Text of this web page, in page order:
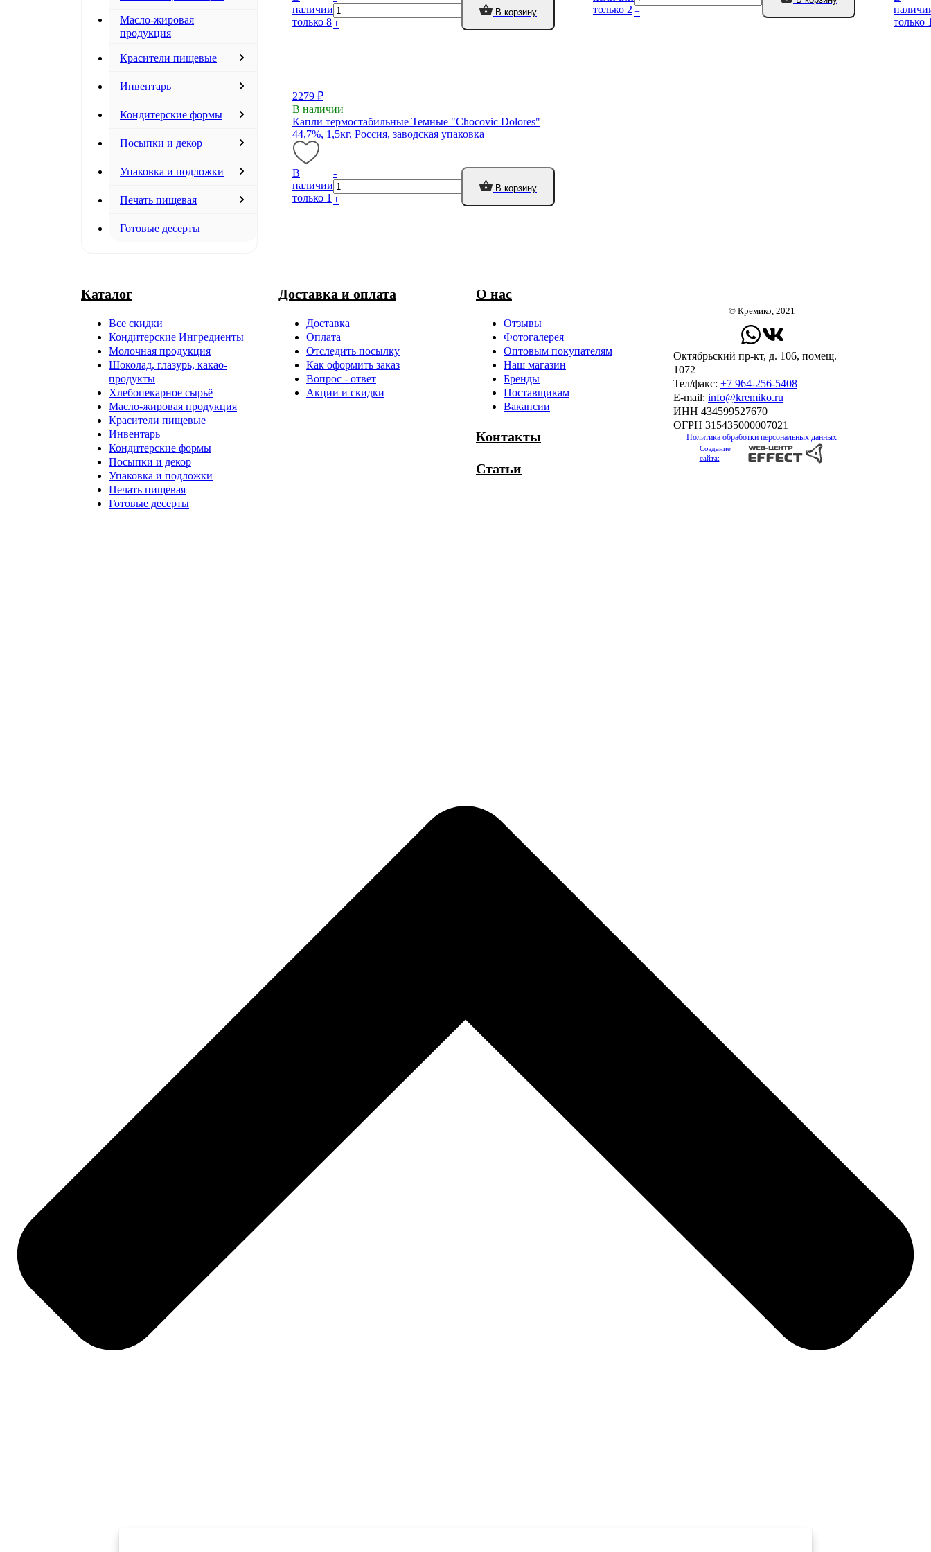
Масло-жировая
продукция
Красители пищевые
Инвентарь
Кондитерские формы
Посыпки и декор
Упаковка и подложки
Печать пищевая
Готовые десерты
наличии
только 8+
В корзину
только 2+
только
2279 ₽
В наличии
Капли термостабильные Темные "Chocovic Dolores"
44,7%, 1,5кг, Россия, заводская упаковка
В
наличии
только 1
-
+
В корзину
Каталог
Все скидки
Кондитерские Ингредиенты
Молочная продукция
Шоколад, глазурь, какао-
продукты
Хлебопекарное сырьё
Масло-жировая продукция
Красители пищевые
Инвентарь
Кондитерские формы
Посыпки и декор
Упаковка и подложки
Печать пищевая
Готовые десерты
Доставка и оплата
Доставка
Оплата
Отследить посылку
Как оформить заказ
Вопрос - ответ
Акции и скидки
О нас
Отзывы
Фотогалерея
Оптовым покупателям
Наш магазин
Бренды
Поставщикам
Вакансии
Контакты
Статьи
© Кремико, 2021
Октябрьский пр-кт, д. 106, помещ.
1072
Тел/факс: +7 964-256-5408
Е-mail: info@kremiko.ru
ИНН 434599527670
ОГРН 315435000007021
Политика обработки персональных данных
Создание
сайта: